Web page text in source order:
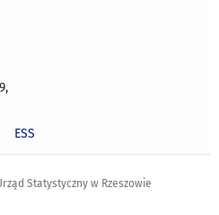
ESS
Statystyczny w Rzeszowie